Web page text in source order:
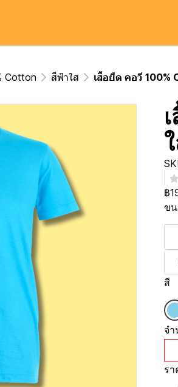
Cotton สีฟ้าใส เสื้อยืด คอวี 100%
฿
ข
สี
จ
รา